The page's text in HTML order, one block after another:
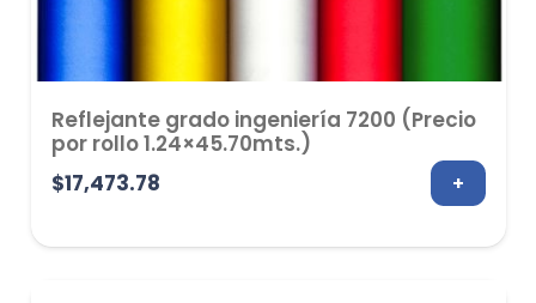
Reflejante grado ingeniería 7200 (Precio
por rollo 1.24×45.70mts.)
$17,473.78 +